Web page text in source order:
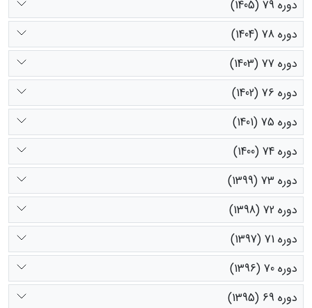
دوره 79 (1405)
دوره 78 (1404)
دوره 77 (1403)
دوره 76 (1402)
دوره 75 (1401)
دوره 74 (1400)
دوره 73 (1399)
دوره 72 (1398)
دوره 71 (1397)
دوره 70 (1396)
دوره 69 (1395)